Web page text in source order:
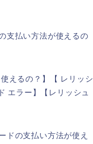
支払い方法が使えるの
えるの？】【 レリッシ
エラー】【レリッシュ
ドの支払い方法が使え